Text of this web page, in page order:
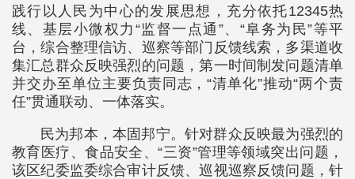
践行以人民为中心的发展思想，充分依托12345热
线、基层小微权力“监督一点通”、“阜务为民”等平
台，综合整理信访、巡察等部门反馈线索，多渠道收
集汇总群众反映强烈的问题，第一时间制发问题清单
并交办至单位主要负责同志，“清单化”推动“两个责
任”贯通联动、一体落实。
民为邦本，本固邦宁。针对群众反映最为强烈的
教育医疗、食品安全、“三资”管理等领域突出问题，
该区纪委监委综合审计反馈、巡视巡察反馈问题，针